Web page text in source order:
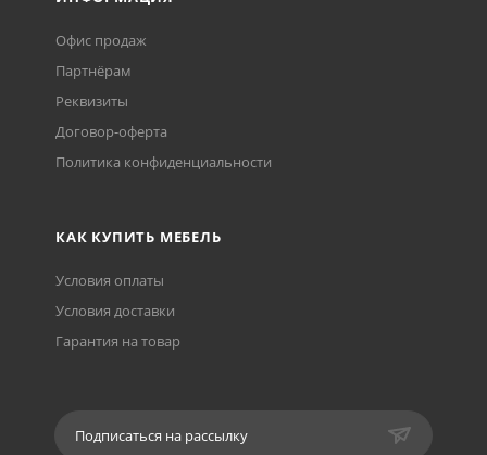
Офис продаж
Партнёрам
Реквизиты
Договор-оферта
Политика конфиденциальности
КАК КУПИТЬ МЕБЕЛЬ
Условия оплаты
Условия доставки
Гарантия на товар
Подписаться на рассылку